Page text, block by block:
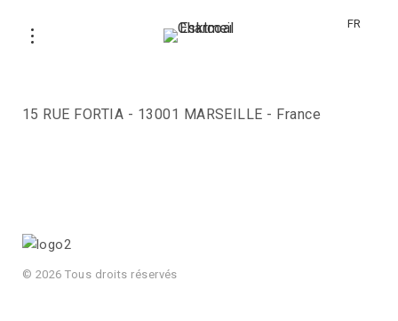
FR
15 RUE FORTIA - 13001 MARSEILLE - France
© 2026 Tous droits réservés